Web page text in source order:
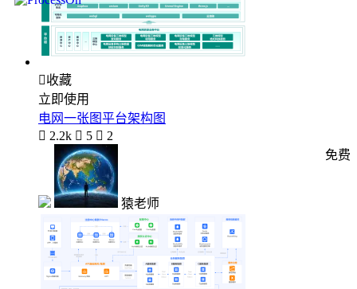
收藏
立即使用
电网一张图平台架构图
 2.2k  5  2
猿老师
免费